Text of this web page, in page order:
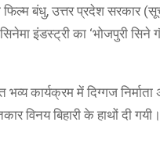
फिल्म बंधु, उत्तर प्रदेश सरकार
इंडस्ट्री का ‘भोजपुरी
कार्यक्रम में दिग्गज
विनय बिहारी के हाथों